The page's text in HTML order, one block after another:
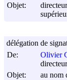
Objet:
De:
Olivier
Objet:
au nom
délégation de